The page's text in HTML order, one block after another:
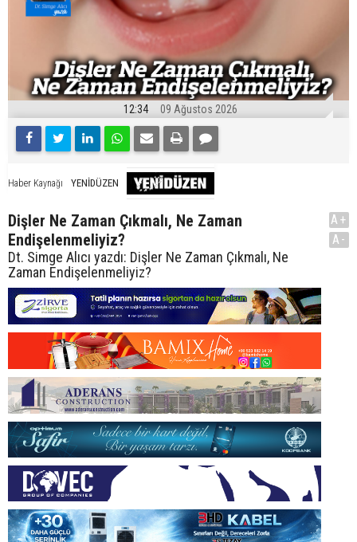
12:34 09 Ağustos 2026
Haber Kaynağı YENİDÜZEN
Dişler Ne Zaman Çıkmalı, Ne Zaman
Endişelenmeliyiz?
Dt. Simge Alıcı yazdı: Dişler Ne Zaman Çıkmalı, Ne
Zaman Endişelenmeliyiz?
A+
A-